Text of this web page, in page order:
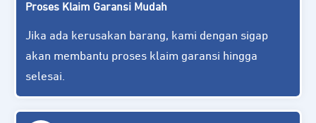
Proses Klaim Garansi Mudah
Jika ada kerusakan barang, kami dengan sigap
akan membantu proses klaim garansi hingga
selesai.